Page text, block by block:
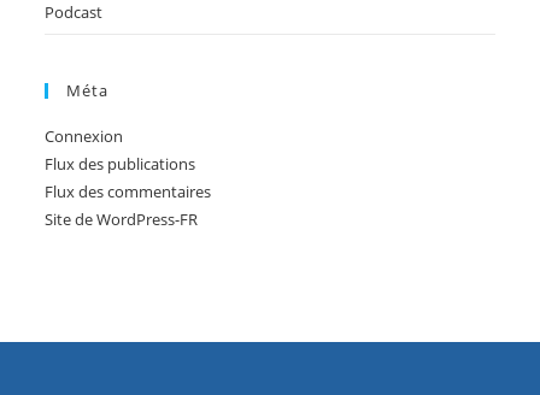
Podcast
Méta
Connexion
Flux des publications
Flux des commentaires
Site de WordPress-FR